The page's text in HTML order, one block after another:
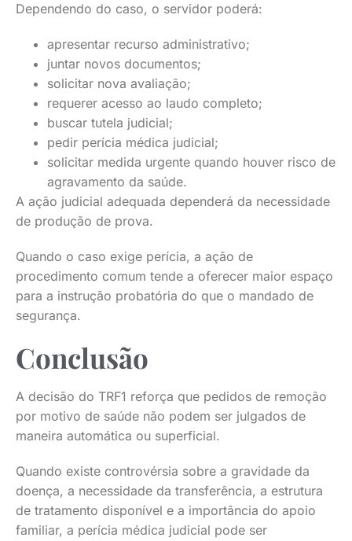
Dependendo do caso, o servidor poderá:
apresentar recurso administrativo;
juntar novos documentos;
solicitar nova avaliação;
requerer acesso ao laudo completo;
buscar tutela judicial;
pedir perícia médica judicial;
solicitar medida urgente quando houver risco de
agravamento da saúde.
A ação judicial adequada dependerá da necessidade
de produção de prova.
Quando o caso exige perícia, a ação de
procedimento comum tende a oferecer maior espaço
para a instrução probatória do que o mandado de
segurança.
Conclusão
A decisão do TRF1 reforça que pedidos de remoção
por motivo de saúde não podem ser julgados de
maneira automática ou superficial.
Quando existe controvérsia sobre a gravidade da
doença, a necessidade da transferência, a estrutura
de tratamento disponível e a importância do apoio
familiar, a perícia médica judicial pode ser